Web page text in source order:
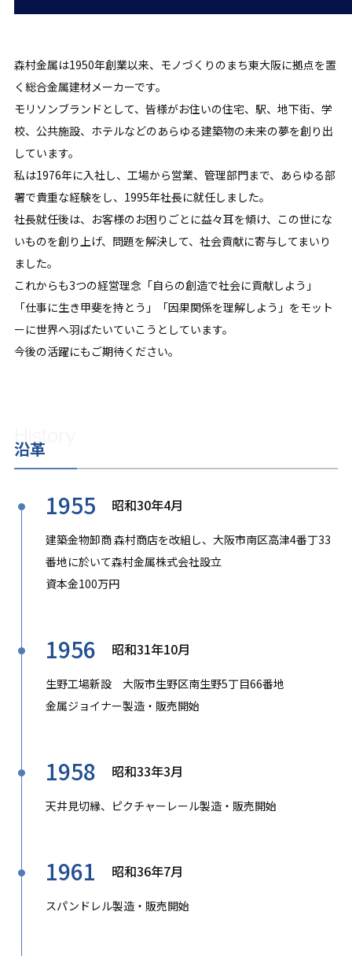
森村金属は1950年創業以来、モノづくりのまち東大阪に拠点を置
く総合金属建材メーカーです。
モリソンブランドとして、皆様がお住いの住宅、駅、地下街、学
校、公共施設、ホテルなどのあらゆる建築物の未来の夢を創り出
しています。
私は1976年に入社し、工場から営業、管理部門まで、あらゆる部
署で貴重な経験をし、1995年社長に就任しました。
社長就任後は、お客様のお困りごとに益々耳を傾け、この世にな
いものを創り上げ、問題を解決して、社会貢献に寄与してまいり
ました。
これからも3つの経営理念「自らの創造で社会に貢献しよう」
「仕事に生き甲斐を持とう」「因果関係を理解しよう」をモット
ーに世界へ羽ばたいていこうとしています。
今後の活躍にもご期待ください。
沿革
1955 昭和30年4月
建築金物卸商 森村商店を改組し、大阪市南区高津4番丁33
番地に於いて森村金属株式会社設立
資本金100万円
1956 昭和31年10月
生野工場新設 大阪市生野区南生野5丁目66番地
金属ジョイナー製造・販売開始
1958 昭和33年3月
天井見切縁、ピクチャーレール製造・販売開始
1961 昭和36年7月
スパンドレル製造・販売開始